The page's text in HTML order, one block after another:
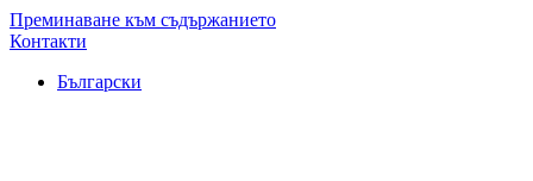
Преминаване към съдържанието
Контакти
Български